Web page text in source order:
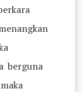
berguna